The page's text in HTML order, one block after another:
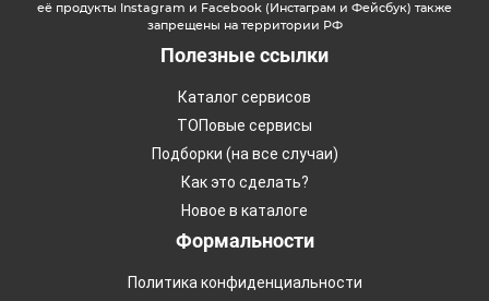
её продукты Instagram и Facebook (Инстаграм и Фейсбук) также
запрещены на территории РФ
Полезные ссылки
Каталог сервисов
ТОПовые сервисы
Подборки (на все случаи)
Как это сделать?
Новое в каталоге
Формальности
Политика конфиденциальности